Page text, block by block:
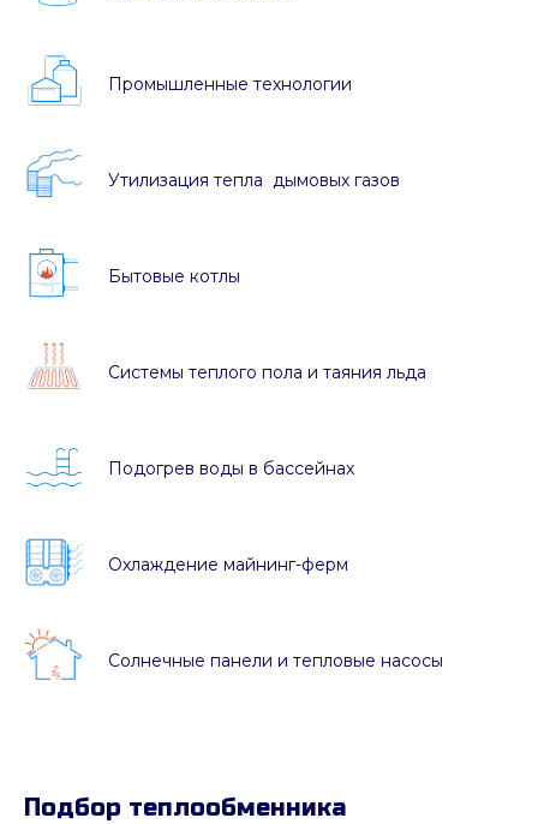
Промышленные технологии
Утилизация тепла дымовых газов
Бытовые котлы
Системы теплого пола и таяния льда
Подогрев воды в бассейнах
Охлаждение майнинг-ферм
Солнечные панели и тепловые насосы
Подбор теплообменника